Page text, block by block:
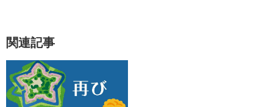
関連記事